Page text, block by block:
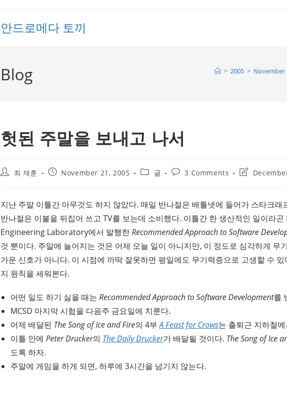
안드로메다 토끼
Blog > 2005 > November
헛된 주말을 보내고 나서
Post최 재훈
PostNovember 21, 2005
Post글
Post3 Comments
Post
지난 주말 이틀간 아무것도 하지 않았다. 매일 반나절은 배틀넷에 들어가 스타크래
반나절은 이불을 뒤집어 쓰고 TV를 보는데 소비했다. 이틀간 한 생산적인 일이라
Engineering Laboratory에서 발행한Recommended Approach to Software
것 뿐이다. 주말에 늘어지는 것은 어제 오늘 일이 아니지만, 이 정도로 심각하게 무
가운 신호가 아니다. 이 시점에 까딱 잘못하면 평일에도 무기력증으로 고생할 수
지 원칙을 세워본다.
어떤 일도 하기 싫을 때는 Recommended Approach to Software Development를
MCSD 마지막 시험을 다음주 금요일에 치룬다.
어제 배달된 The Song of Ice and Fire의 4부A Feast for Crows는 출퇴근 지하철
이틀 안에 Peter Drucker의 The Daily Drucker가 배달될 것이다. The Song of Ice
도록 하자.
주말에 게임을 하게 되면, 하루에 3시간을 넘기지 않는다.